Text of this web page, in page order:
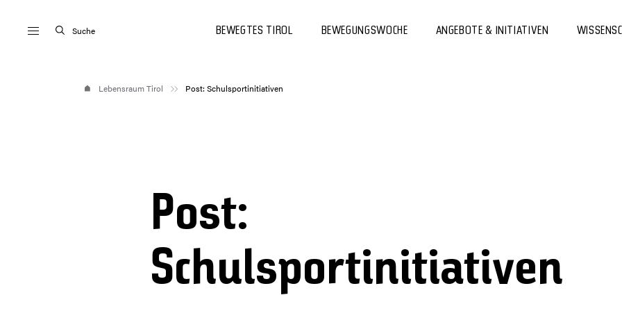
Suche BEWEGTES TIROL BEWEGUNGSWOCHE ANGEBOTE & INITIATIVEN
Lebensraum Tirol Post: Schulsportinitiativen
Post:
Schulsportinitiativen